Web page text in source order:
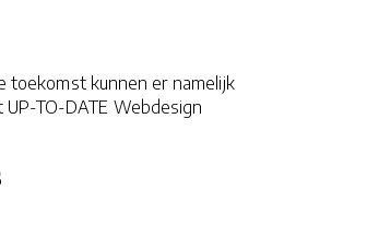
toekomst kunnen er namelijk
TO-DATE Webdesign